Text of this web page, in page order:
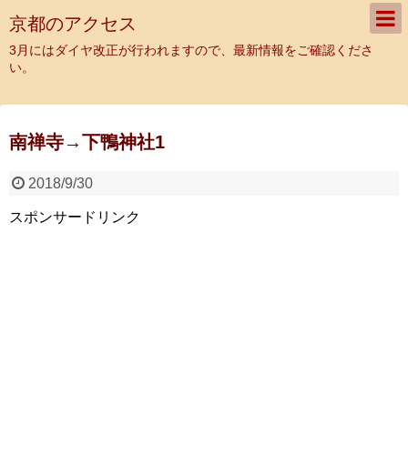
京都のアクセス
3月にはダイヤ改正が行われますので、最新情報をご確認くださ
い。
南禅寺→下鴨神社1
2018/9/30
スポンサードリンク